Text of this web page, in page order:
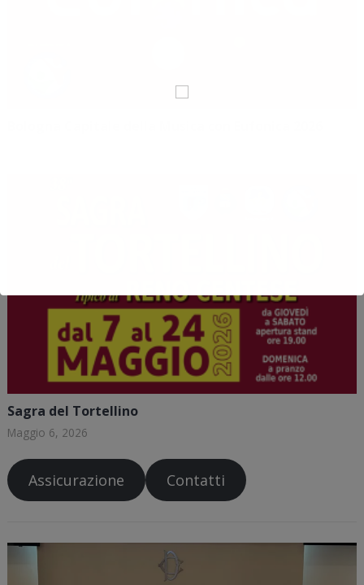
Sagra del Tortellino
Maggio 6, 2026
Assicurazione Contatti